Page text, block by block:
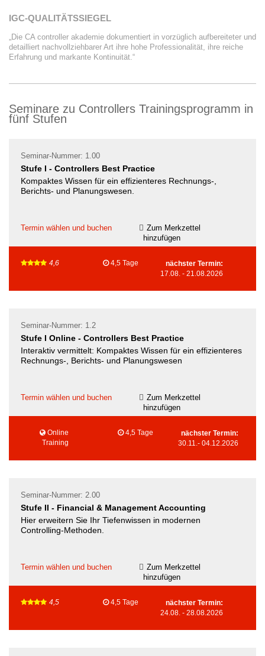
IGC-QUALITÄTSSIEGEL
„Die CA controller akademie dokumentiert in vorzüglich aufbereiteter und
detailliert nachvollziehbarer Art ihre hohe Professionalität, ihre reiche
Erfahrung und markante ­Kontinuität.“
Seminare zu Controllers Trainingsprogramm in
fünf Stufen
Seminar-Nummer: 1.00
Stufe I - Controllers Best Practice
Kompaktes Wissen für ein effizienteres Rechnungs-,
Berichts- und Planungswesen.
Termin wählen und buchen
Zum Merkzettel
hinzufügen
4,6 4,5 Tage
nächster Termin:
17.08.- 21.08.2026
Seminar-Nummer: 1.2
Stufe I Online - Controllers Best Practice
Interaktiv vermittelt: Kompaktes Wissen für ein effizienteres
Rechnungs-, Berichts- und Planungswesen
Termin wählen und buchen
Zum Merkzettel
hinzufügen
Online
Training
4,5 Tage
nächster Termin:
30.11.-04.12.2026
Seminar-Nummer: 2.00
Stufe II - Financial & Management Accounting
Hier erweitern Sie Ihr Tiefenwissen in modernen
Controlling-Methoden.
Termin wählen und buchen
Zum Merkzettel
hinzufügen
4,5 4,5 Tage
nächster Termin:
24.08.- 28.08.2026